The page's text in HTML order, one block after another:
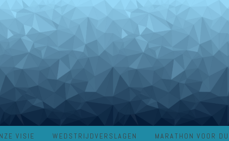
VISIE WEDSTRIJDVERSLAGEN MARATHON VOOR